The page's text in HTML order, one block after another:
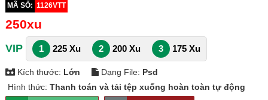
MÃ SỐ: 1126VTT
250xu
VIP 1 225 Xu 2 200 Xu 3 175 Xu
Kích thước: Lớn Dạng File: Psd
Hình thức: Thanh toán và tải tệp xuống hoàn toàn tự động